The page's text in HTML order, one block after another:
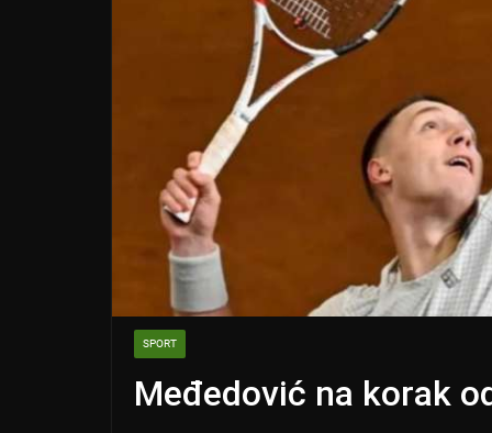
SPORT
Međedović na korak